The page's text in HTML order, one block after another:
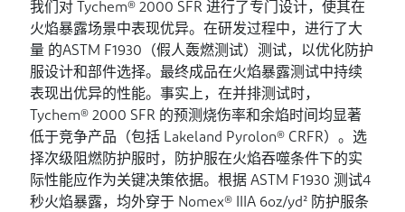
我们对 Tychem® 2000 SFR 进行了专门设计，使其在
火焰暴露场景中表现优异。在研发过程中，进行了大
量 的ASTM F1930（假人轰燃测试）测试，以优化防护
服设计和部件选择。最终成品在火焰暴露测试中持续
表现出优异的性能。事实上，在并排测试时，
Tychem® 2000 SFR 的预测烧伤率和余焰时间均显著
低于竞争产品（包括 Lakeland Pyrolon® CRFR）。选
择次级阻燃防护服时，防护服在火焰吞噬条件下的实
际性能应作为关键决策依据。根据 ASTM F1930 测试4
秒火焰暴露，均外穿于 Nomex® IIIA 6oz/yd² 防护服条